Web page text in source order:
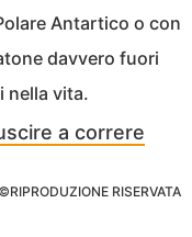
Antartico o con
davvero fuori
nella vita.
a correre
©RIPRODUZIONE RISERVATA